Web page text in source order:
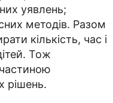
уявлень;
методів. Разом
кількість, час і
Тож
рішень.